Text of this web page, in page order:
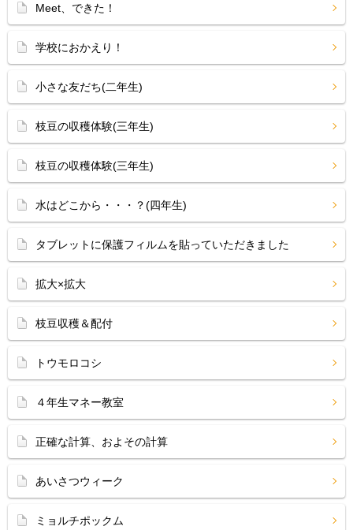
Meet、できた！
学校におかえり！
小さな友だち(二年生)
枝豆の収穫体験(三年生)
枝豆の収穫体験(三年生)
水はどこから・・・？(四年生)
タブレットに保護フィルムを貼っていただきました
拡大×拡大
枝豆収穫＆配付
トウモロコシ
４年生マネー教室
正確な計算、およその計算
あいさつウィーク
ミョルチポックム